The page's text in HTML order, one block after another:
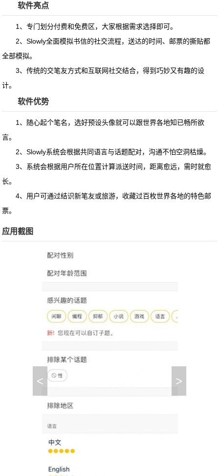
软件亮点
1、专门划分付费和免费区，大家根据需求选择即可。
2、Slowly全面模拟书信的社交流程，送达的时间、邮票的撕贴都
全部模拟。
3、传统的交笔友方式和互联网社交结合，得到巧妙又有趣的设
计。
软件优势
1、随心起个笔名，选好预设头像就可以跟世界各地知已畅所欲
言。
2、Slowly系统会根据共同语言与话题配对，沟通不怕空洞枯燥。
3、系统会根据用户所在位置计算派送时间，距离愈远，需时就愈
长。
4、用户可通过结识新笔友或旅游，收藏过百枚世界各地的特色邮
票。
应用截图
< >